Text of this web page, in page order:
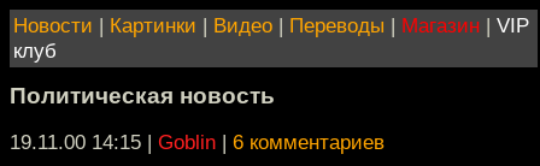
Новости | Картинки | Видео | Переводы | Магазин | VIP
клуб
Политическая новость
19.11.00 14:15 | Goblin | 6 комментариев